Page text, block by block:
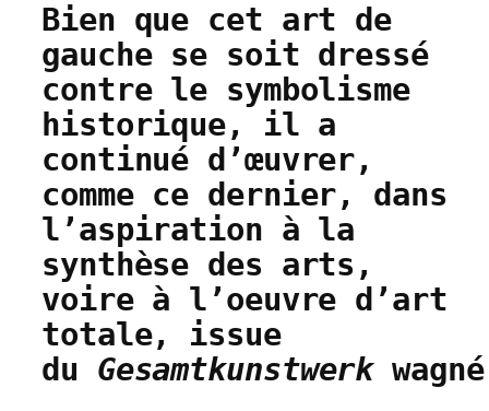
Bien que cet art de
gauche se soit dressé
contre le symbolisme
historique, il a
continué d’œuvrer,
comme ce dernier, dans
l’aspiration à la
synthèse des arts,
voire à l’oeuvre d’art
totale, issue
du Gesamtkunstwerk